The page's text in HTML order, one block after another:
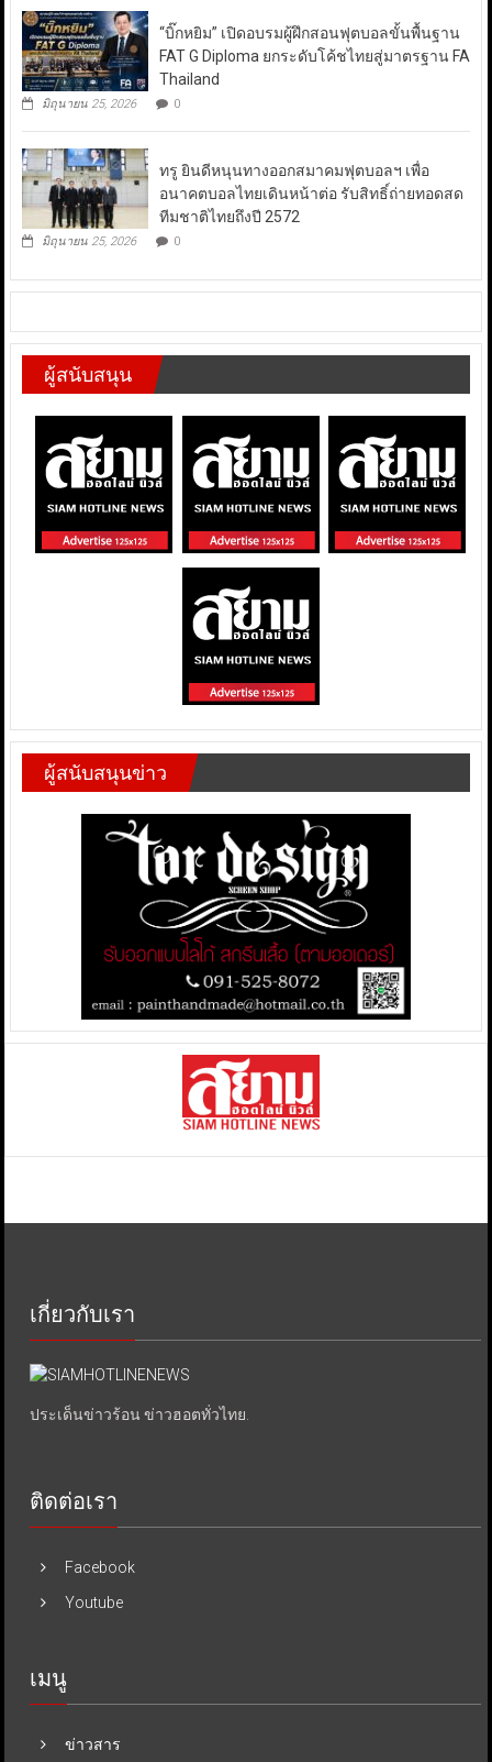
“บิ๊กหยิม” เปิดอบรมผู้ฝึกสอนฟุตบอลขั้นพื้นฐาน
FAT G Diploma ยกระดับโค้ชไทยสู่มาตรฐาน FA
Thailand
มิถุนายน 25, 2026 0
ทรู ยินดีหนุนทางออกสมาคมฟุตบอลฯ เพื่อ
อนาคตบอลไทยเดินหน้าต่อ รับสิทธิ์ถ่ายทอดสด
ทีมชาติไทยถึงปี 2572
มิถุนายน 25, 2026 0
ผู้สนับสนุน
ผู้สนับสนุนข่าว
เกี่ยวกับเรา
ประเด็นข่าวร้อน ข่าวฮอตทั่วไทย.
ติดต่อเรา
Facebook
Youtube
เมนู
ข่าวสาร